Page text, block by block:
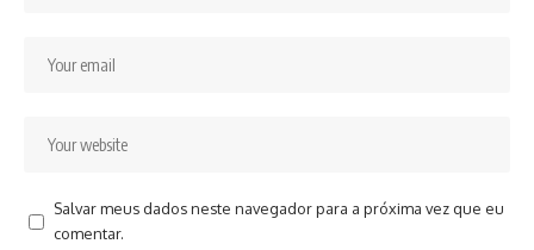
Salvar meus dados neste navegador para a próxima vez que eu
comentar.